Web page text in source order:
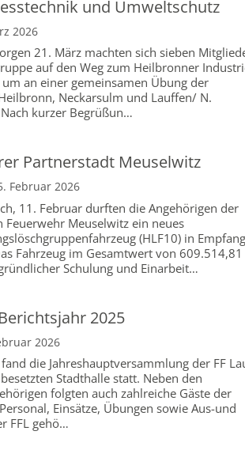
und Umweltschutz
2026
21. März machten sich sieben
auf den Weg zum Heilbronner
an einer gemeinsamen Übung der
Neckarsulm und Lauffen/ N.
kurzer Begrüßun…
Partnerstadt Meuselwitz
Februar 2026
11. Februar durften die Angehörigen der
Feuerwehr Meuselwitz ein neues
(HLF10) in Empfang
Fahrzeug im Gesamtwert von
Schulung und Einarbeit…
2025
2026
die Jahreshauptversammlung der FF
Stadthalle statt. Neben den
folgten auch zahlreiche Gäste der
Einsätze, Übungen sowie Aus-und
FFL gehö…